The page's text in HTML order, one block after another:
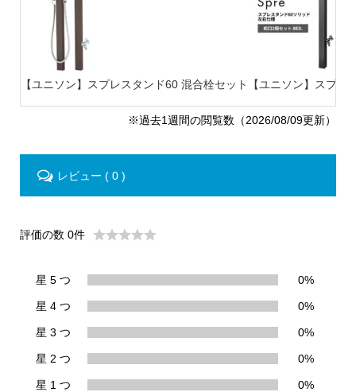
【ユニソン】スプレスタンド60 混合栓セット 【ユニソン】スプ
※過去1週間の閲覧数（2026/08/09更新）
レビュー ( 0 )
評価の数 0件
星 5 つ 0%
星 4 つ 0%
星 3 つ 0%
星 2 つ 0%
星 1 つ 0%